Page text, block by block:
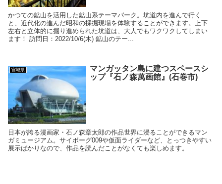
かつての鉱山を活用した鉱山系テーマパーク。坑道内を進んで行く
と、近代化の進んだ昭和の採掘現場を体験することができます。上下
左右と立体的に掘り進められた坑道は、大人でもワクワクしてしまい
ます！ 訪問日：2022/10/6(木) 鉱山のテー...
宮城県
マンガッタン島に建つスペースシ
ップ『石ノ森萬画館』(石巻市)
日本が誇る漫画家・石ノ森章太郎の作品世界に浸ることができるマン
ガミュージアム。サイボーグ009や仮面ライダーなど、とっつきやすい
展示ばかりなので、作品を読んだことがなくても楽しめます。